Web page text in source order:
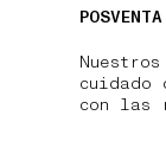
POSVENTA
con las